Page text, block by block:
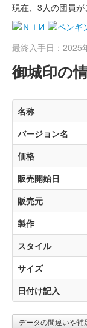
現在、3人の団員が
最終入手日：2025
御城印の
名称
バージョン名
価格
販売開始日
販売元
製作
スタイル
サイズ
日付け記入
データの間違いや補